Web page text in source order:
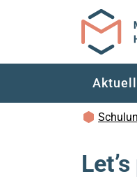
Zum Hauptinhalt springen